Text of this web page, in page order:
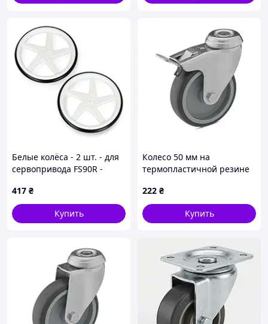
Белые колёса - 2 шт. - для
сервопривода FS90R -
417 ₴
Купить
Колесо 50 мм на
термопластичной резине
нержавеющем
кронштейне с отверстием
и тормозом
222 ₴
Купить